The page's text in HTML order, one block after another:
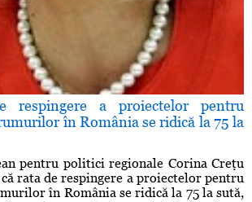
respingere a proiectelor pentru
în România se ridică la 75 la
pentru politici regionale Corina Creţu
rata de respingere a proiectelor pentru
în România se ridică la 75 la sută,